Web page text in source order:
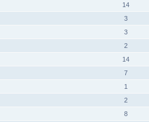
14
3
3
2
14
7
1
2
8